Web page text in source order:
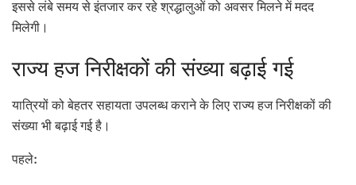
इससे लंबे समय से इंतजार कर रहे श्रद्धालुओं को अवसर मिलने में मदद
मिलेगी।
राज्य हज निरीक्षकों की संख्या बढ़ाई गई
यात्रियों को बेहतर सहायता उपलब्ध कराने के लिए राज्य हज निरीक्षकों की
संख्या भी बढ़ाई गई है।
पहले: